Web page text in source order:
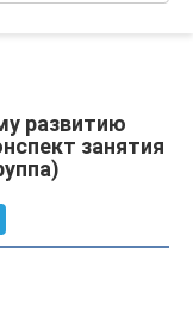
развитию
занятия